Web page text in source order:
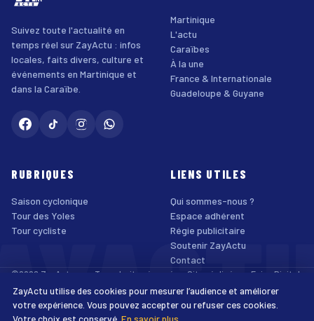
Suivez toute l'actualité en
temps réel sur ZayActu : infos
locales, faits divers, culture et
événements en Martinique et
dans la Caraïbe.
Martinique
L'actu
Caraïbes
À la une
France & Internationale
Guadeloupe & Guyane
RUBRIQUES
Saison cyclonique
Tour des Yoles
Tour cycliste
LIENS UTILES
Qui sommes-nous ?
Espace adhérent
Régie publicitaire
Soutenir ZayActu
Contact
©2026 ZayActu.org. Tous droits réservés. · Site réalisé par Enjoy Digital
Agency
Mentions légales
Confidentialité Cookies Accessibilité
ZayActu utilise des cookies pour mesurer l’audience et améliorer
votre expérience. Vous pouvez accepter ou refuser ces cookies.
Votre choix est conservé. En savoir plus